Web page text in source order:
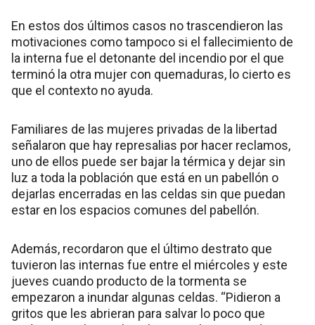
En estos dos últimos casos no trascendieron las
motivaciones como tampoco si el fallecimiento de
la interna fue el detonante del incendio por el que
terminó la otra mujer con quemaduras, lo cierto es
que el contexto no ayuda.
Familiares de las mujeres privadas de la libertad
señalaron que hay represalias por hacer reclamos,
uno de ellos puede ser bajar la térmica y dejar sin
luz a toda la población que está en un pabellón o
dejarlas encerradas en las celdas sin que puedan
estar en los espacios comunes del pabellón.
Además, recordaron que el último destrato que
tuvieron las internas fue entre el miércoles y este
jueves cuando producto de la tormenta se
empezaron a inundar algunas celdas. “Pidieron a
gritos que les abrieran para salvar lo poco que